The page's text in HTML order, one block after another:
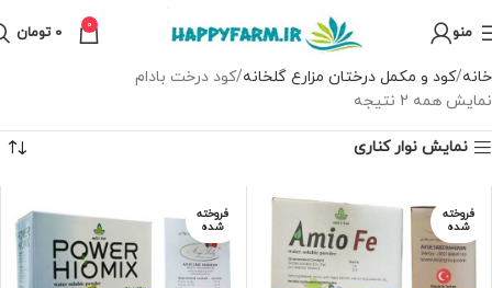
منو 0
0 تومان
خانه کود و مکمل درختان مزارع گلخانه کود درخت بادام
نمایش همه 2 نتیجه
نمایش نوار کناری
فروخته
شده
فروخته
شده